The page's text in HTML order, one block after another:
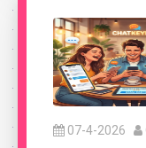
07-4-2026